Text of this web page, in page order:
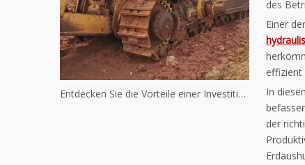
Entdecken Sie die Vorteile einer Investition in gebrauchte Komatsu-Maschinen
des
Einer
effizient
In
der